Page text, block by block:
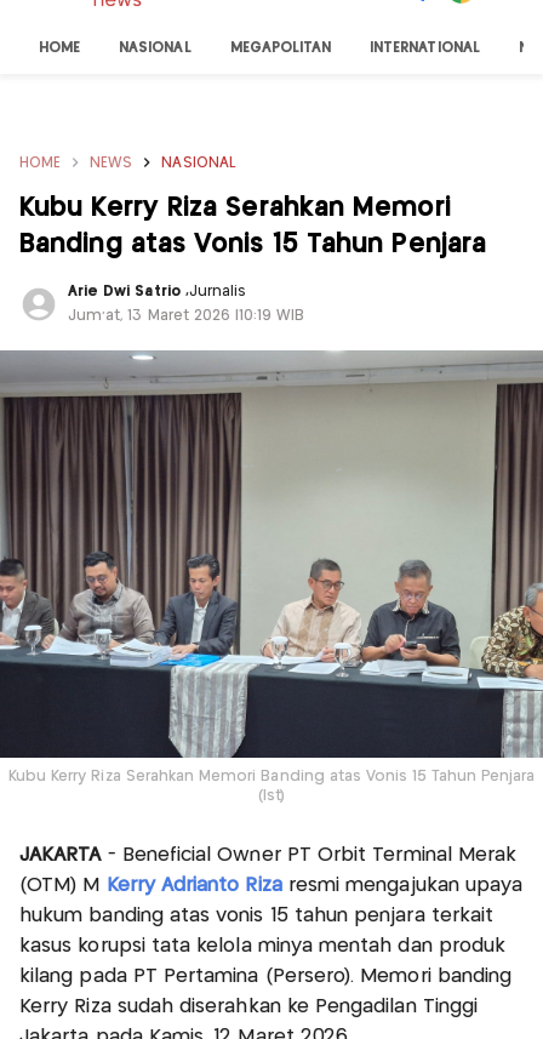
HOME NASIONAL MEGAPOLITAN INTERNATIONAL
HOME NEWS NASIONAL
Kubu Kerry Riza Serahkan Memori
Banding atas Vonis 15 Tahun Penjara
Arie Dwi Satrio ,Jurnalis
Jum'at, 13 Maret 2026 |10:19 WIB
Kubu Kerry Riza Serahkan Memori Banding atas Vonis 15 Tahun Penjara
(Ist)
JAKARTA- Beneficial Owner PT Orbit Terminal Merak
(OTM) M
Kerry Adrianto Rizaresmi mengajukan upaya
hukum banding atas vonis 15 tahun penjara terkait
kasus korupsi tata kelola minya mentah dan produk
kilang pada PT Pertamina (Persero). Memori banding
Kerry Riza sudah diserahkan ke Pengadilan Tinggi